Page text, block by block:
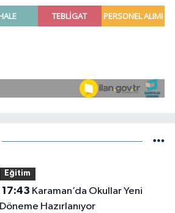
Eğitim
17:43
Döneme Hazırlanıyor